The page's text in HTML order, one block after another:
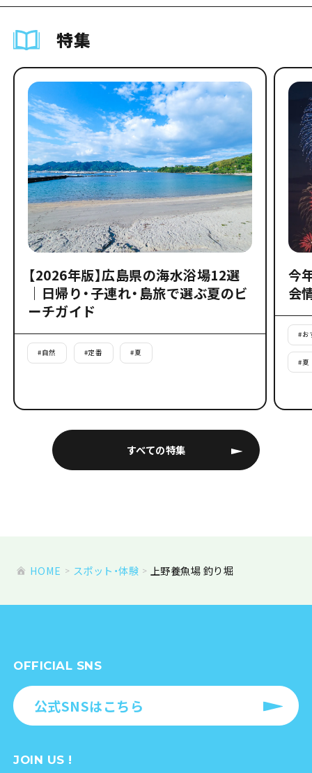
特集
すべての特集
【2026年版】広島県の海水浴場12選
｜日帰り・子連れ・島旅で選ぶ夏のビ
ーチガイド
#自然 #定番 #夏
今
会
#お
#夏
HOME スポット・体験 上野養魚場 釣り堀
OFFICIAL SNS
公式SNSはこちら
JOIN US !